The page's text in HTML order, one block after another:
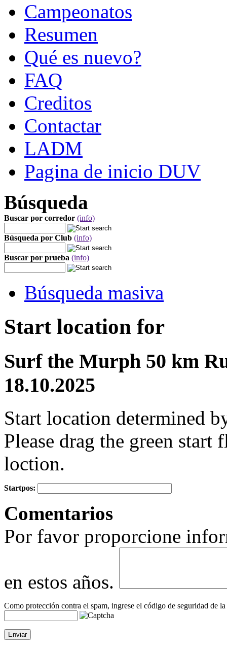
Campeonatos
Resumen
Qué es nuevo?
FAQ
Creditos
Contactar
LADM
Pagina de inicio DUV
Búsqueda
Buscar por corredor (info)
Búsqueda por Club (info)
Buscar por prueba (info)
Búsqueda masiva
Start location for
Surf the Murph 50 km
18.10.2025
Start location determined
Please drag the green start
loction.
−
Startpos:
Comentarios
Por favor proporcione
en estos años.
Como protección contra el spam, ingrese el código de seguridad de